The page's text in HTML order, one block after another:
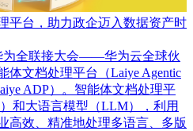
平台，助力政企迈入数据资产时
为全联接大会——华为云全球伙
体文档处理平台（Laiye Agentic
ADP）。智能体文档处理平
和大语言模型（LLM），利用
高效、精准地处理多语言、多版